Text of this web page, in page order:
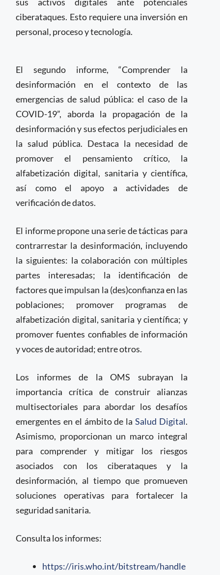
ciberataques. Esto requiere una inversión en
personal, proceso y tecnología.
El segundo informe, “Comprender la
desinformación en el contexto de las
emergencias de salud pública: el caso de la
COVID-19”, aborda la propagación de la
desinformación y sus efectos perjudiciales en
la salud pública. Destaca la necesidad de
promover el pensamiento crítico, la
alfabetización digital, sanitaria y científica,
así como el apoyo a actividades de
verificación de datos.
El informe propone una serie de tácticas para
contrarrestar la desinformación, incluyendo
la siguientes: la colaboración con múltiples
partes interesadas; la identificación de
factores que impulsan la (des)confianza en las
poblaciones; promover programas de
alfabetización digital, sanitaria y científica; y
promover fuentes confiables de información
y voces de autoridad; entre otros.
Los informes de la OMS subrayan la
importancia crítica de construir alianzas
multisectoriales para abordar los desafíos
emergentes en el ámbito de laSalud Digital.
Asimismo, proporcionan un marco integral
para comprender y mitigar los riesgos
asociados con los ciberataques y la
desinformación, al tiempo que promueven
soluciones operativas para fortalecer la
seguridad sanitaria.
Consulta los informes:
https://iris.who.int/bitstream/handle